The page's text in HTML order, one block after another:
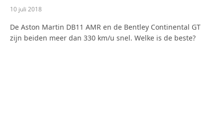
10 juli 2018
De Aston Martin DB11 AMR en de Bentley Continental GT
zijn beiden meer dan 330 km/u snel. Welke is de beste?